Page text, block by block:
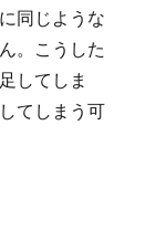
同じような
。こうした
してしま
てしまう可